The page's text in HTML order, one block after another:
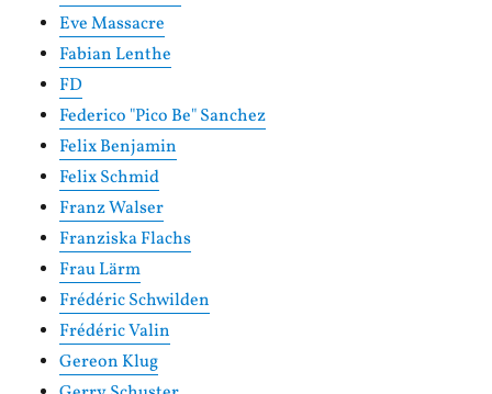
Eve Massacre
Fabian Lenthe
FD
Federico "Pico Be" Sanchez
Felix Benjamin
Felix Schmid
Franz Walser
Franziska Flachs
Frau Lärm
Frédéric Schwilden
Frédéric Valin
Gereon Klug